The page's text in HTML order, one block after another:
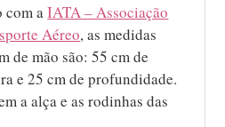
com aIATA – Associação
Aéreo, as medidas
de mão são: 55 cm de
e 25 cm de profundidade.
a alça e as rodinhas das